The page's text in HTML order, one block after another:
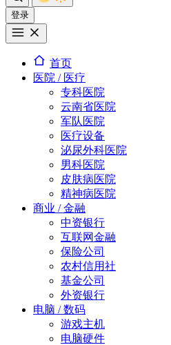
登录
首页
医院 / 医疗
专科医院
云南省医院
军队医院
医疗设备
泌尿外科医院
男科医院
皮肤病医院
精神病医院
商业 / 金融
中资银行
互联网金融
保险公司
农村信用社
基金公司
外资银行
电脑 / 数码
游戏主机
电脑硬件